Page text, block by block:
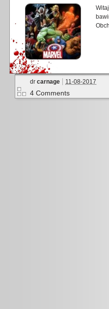
dr carnage 11-08-2017
4 Comments